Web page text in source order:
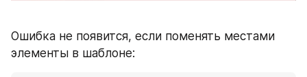
Ошибка не появится, если поменять местами
элементы в шаблоне: